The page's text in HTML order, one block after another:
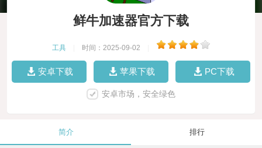
鲜牛加速器官方下载
工具 时间：2025-09-02
安卓下载 苹果下载 PC下载
安卓市场，安全绿色
简介 排行